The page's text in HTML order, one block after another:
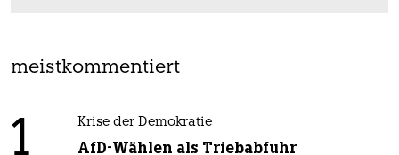
meistkommentiert
1 Krise der Demokratie
AfD-Wählen als Triebabfuhr